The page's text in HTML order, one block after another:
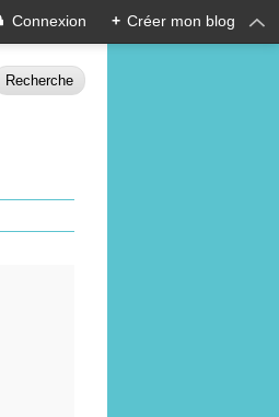
Connexion + Créer mon blog